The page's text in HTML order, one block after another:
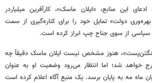
این منابع، «ایلان ماسک»، کارآفرین میلیاردر
دولت» تمایل خود را برای کناره‌گیری از سمت
از سوی جناح چپ ابراز کرده است.
هنوز مشخص نیست ایلان ماسک دقیقاً چه
خواهد شد؛ اما انتظار می‌رود وضعیت او به عنوان
ماه مه به پایان برسد. یک منبع آگاه اعلام کرده است